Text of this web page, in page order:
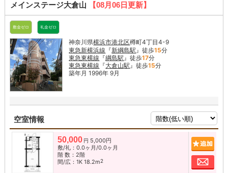
メインステージ大倉山 【08月06日更新】
敷金ゼロ 礼金ゼロ
神奈川県横浜市港北区樽町4丁目4-9
東急新横浜線 『新綱島駅』徒歩15分
東急東横線 『綱島駅』徒歩17分
東急東横線 『大倉山駅』徒歩15分
築年月 1996年 9月
空室情報
50,000 円 5,000円
敷/礼：0.0ヶ月/0.0ヶ月
階 数：2階
間/広：1K 18.2m2 お